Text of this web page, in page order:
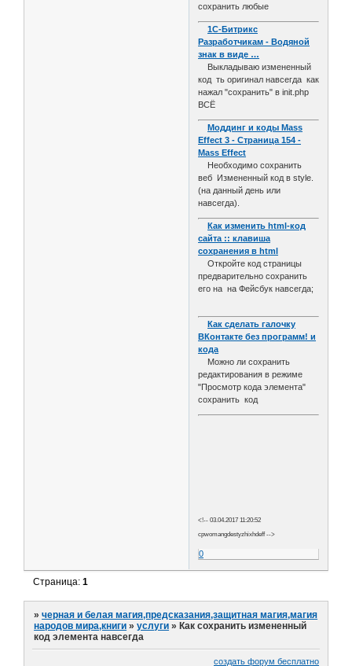
сохранить любые
1С-Битрикс
Разработчикам - Водяной
знак в виде …
Выкладываю измененный
код ть оригинал навсегда как
нажал "сохранить" в init.php
ВСЁ
Моддинг и коды Mass
Effect 3 - Страница 154 -
Mass Effect
Необходимо сохранить
веб Измененный код в style.
(на данный день или
навсегда).
Как изменить html-код
сайта :: клавиша
сохранения в html
Откройте код страницы
предварительно сохранить
его на на Фейсбук навсегда;
Как сделать галочку
ВКонтакте без программ! и
кода
Можно ли сохранить
редактирования в режиме
"Просмотр кода элемента"
сохранить код
<!-- 03.04.2017 11:20:52
cpwomangdestyzhixhdeff -->
0
Страница:1
»черная и белая магия,предсказания,защитная магия,магия
народов мира,книги »услуги »Как сохранить измененный
код элемента навсегда
создать форум бесплатно